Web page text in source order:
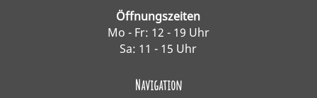
Öffnungszeiten
Mo - Fr: 12 - 19 Uhr
Sa: 11 - 15 Uhr
Navigation